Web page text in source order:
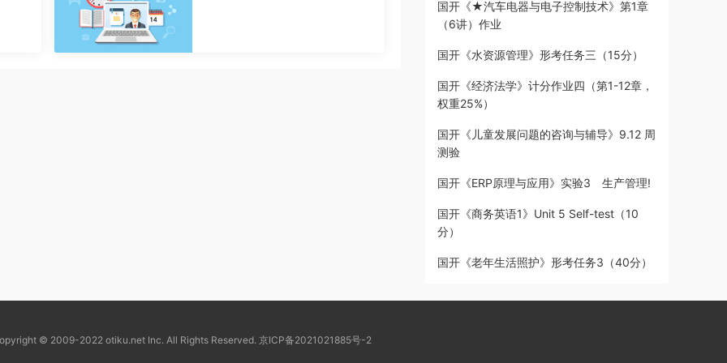
国开《★汽车电器与电子控制技术》第1章
（6讲）作业
国开《水资源管理》形考任务三（15分）
国开《经济法学》计分作业四（第1-12章，
权重25%）
国开《儿童发展问题的咨询与辅导》9.12 周
测验
国开《ERP原理与应用》实验3 生产管理!
国开《商务英语1》Unit 5 Self-test（10
分）
国开《老年生活照护》形考任务3（40分）
© 2009-2022 otiku.net Inc. All Rights Reserved. 京ICP备2021021885号-2